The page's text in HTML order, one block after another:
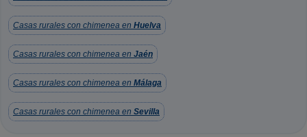
Casas rurales con chimenea en Huelva
Casas rurales con chimenea en Jaén
Casas rurales con chimenea en Málaga
Casas rurales con chimenea en Sevilla